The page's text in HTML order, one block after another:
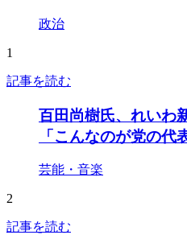
政治
1
記事を読む
百田尚樹氏、れいわ
「こんなのが党の代
芸能・音楽
2
記事を読む